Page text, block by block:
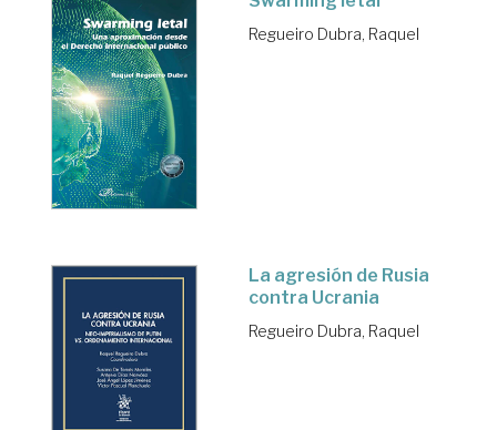
Regueiro Dubra, Raquel
La agresión de Rusia
contra Ucrania
Regueiro Dubra, Raquel